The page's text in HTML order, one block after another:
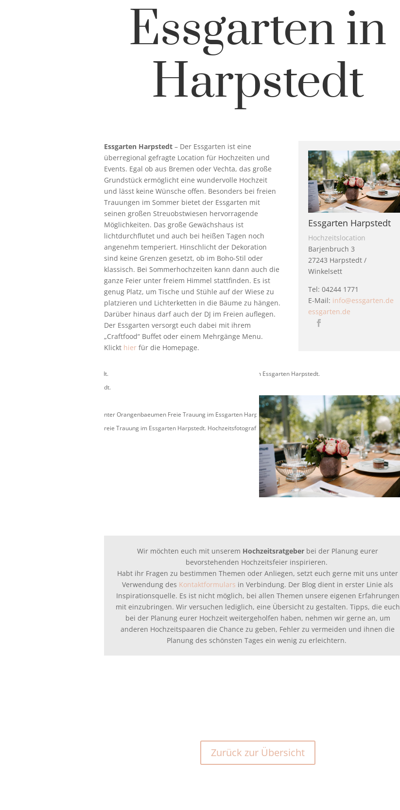
Essgarten in
Harpstedt
Essgarten Harpstedt– Der Essgarten ist eine
überregional gefragte Location für Hochzeiten und
Events. Egal ob aus Bremen oder Vechta, das große
Grundstück ermöglicht eine wundervolle Hochzeit
und lässt keine Wünsche offen. Besonders bei freien
Trauungen im Sommer bietet der Essgarten mit
seinen großen Streuobstwiesen hervorragende
Möglichkeiten. Das große Gewächshaus ist
lichtdurchflutet und auch bei heißen Tagen noch
angenehm temperiert. Hinschlicht der Dekoration
sind keine Grenzen gesetzt, ob im Boho-Stil oder
klassisch. Bei Sommerhochzeiten kann dann auch die
ganze Feier unter freiem Himmel stattfinden. Es ist
genug Platz, um Tische und Stühle auf der Wiese zu
platzieren und Lichterketten in die Bäume zu hängen.
Darüber hinaus darf auch der DJ im Freien auflegen.
Der Essgarten versorgt euch dabei mit ihrem
„Craftfood“ Buffet oder einem Mehrgänge Menu.
Klickt hierfür die Homepage.
Essgarten Harpstedt
Hochzeitslocation
Barjenbruch 3
27243 Harpstedt /
Winkelsett
Tel: 04244 1771
E-Mail: info@essgarten.de
essgarten.de
Wir möchten euch mit unserem Hochzeitsratgeber bei der Planung eurer
bevorstehenden Hochzeitsfeier inspirieren.
Habt ihr Fragen zu bestimmen Themen oder Anliegen, setzt euch gerne mit uns unter
Verwendung des Kontaktformulars in Verbindung. Der Blog dient in erster Linie als
Inspirationsquelle. Es ist nicht möglich, bei allen Themen unsere eigenen Erfahrungen
mit einzubringen. Wir versuchen lediglich, eine Übersicht zu gestalten. Tipps, die euch
bei der Planung eurer Hochzeit weitergeholfen haben, nehmen wir gerne an, um
anderen Hochzeitspaaren die Chance zu geben, Fehler zu vermeiden und ihnen die
Planung des schönsten Tages ein wenig zu erleichtern.
Zurück zur Übersicht